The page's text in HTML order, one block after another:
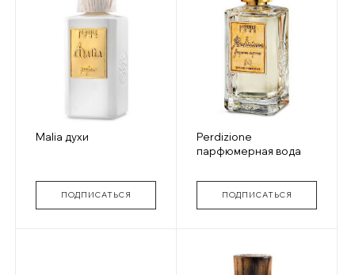
Malia духи
ПОДПИСАТЬСЯ
Perdizione
парфюмерная вода
ПОДПИСАТЬСЯ